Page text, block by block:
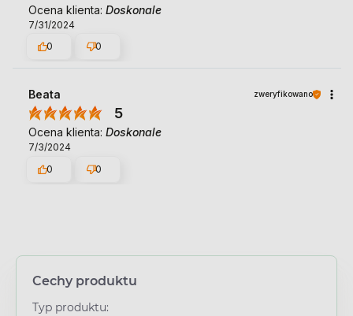
Ocena klienta: Doskonale
7/31/2024
0
0
Beata zweryfikowano
5
Ocena klienta: Doskonale
7/3/2024
0
0
Cechy produktu
Typ produktu: